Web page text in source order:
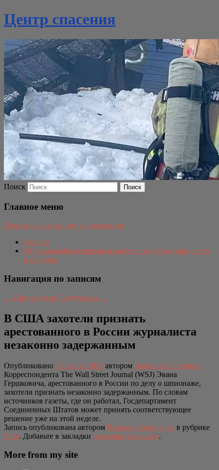
Центр спасения
Поиск
Главное меню
Перейти к основному содержимому
Главная
Отдыхающий американец напугал медведя, зашедшего
в его двор
Навигация по записям
← Предыдущая Следующая →
В США захотели признать
арестованного в России журналиста
незаконно задержанным
Опубликовано 5 апреля, 2023 автором Варвара Кошечкина
Корреспондента The Wall Street Journal (WSJ) Эвана
Гершковича, арестованного в России по делу о шпионаже,
захотели признать незаконно задержанным. По словам
источников газеты, где он работал, Госдепартамент
Соединенных Штатов может принять соответствующее
решение уже на этой неделе.
Запись опубликована автором Варвара Кошечкина в рубрике
Мир. Добавьте в закладки постоянную ссылку.
More from my site